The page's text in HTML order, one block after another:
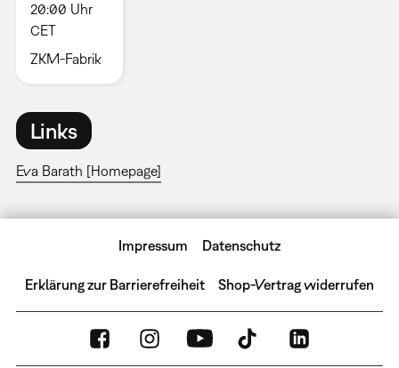
20:00 Uhr
CET
ZKM-Fabrik
Links
Eva Barath [Homepage]
Impressum Datenschutz
Erklärung zur Barrierefreiheit Shop-Vertrag widerrufen